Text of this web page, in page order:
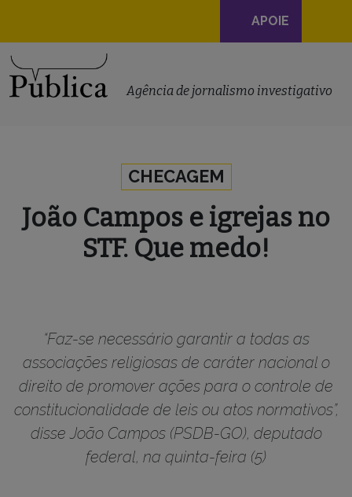
Navegação
principal
APOIE
Agência de jornalismo investigativo
CHECAGEM
João Campos e igrejas no
STF. Que medo!
“Faz-se necessário garantir a todas as
associações religiosas de caráter nacional o
direito de promover ações para o controle de
constitucionalidade de leis ou atos normativos”,
disse João Campos (PSDB-GO), deputado
federal, na quinta-feira (5)